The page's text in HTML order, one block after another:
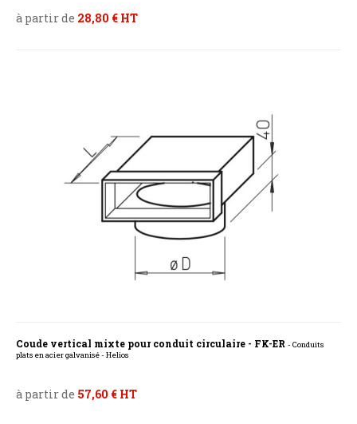
à partir de 28,80 € HT
Coude vertical mixte pour conduit circulaire - FK-ER - Conduits
plats en acier galvanisé - Helios
à partir de 57,60 € HT